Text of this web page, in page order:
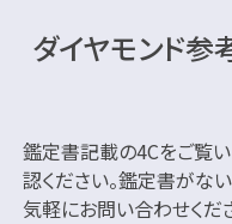
ダイヤモンド
鑑定書記載の4Cをご覧
認ください。鑑定書がな
気軽にお問い合わせくだ